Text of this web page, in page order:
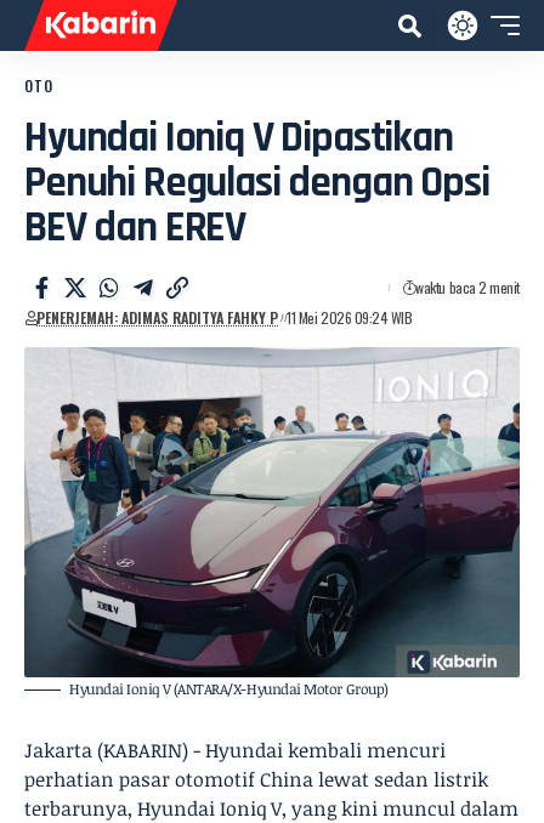
OTO
Hyundai Ioniq V Dipastikan
Penuhi Regulasi dengan Opsi
BEV dan EREV
PENERJEMAH: ADIMAS RADITYA FAHKY P 11 Mei 2026 09:24 WIB
waktu baca 2 menit
Hyundai Ioniq V (ANTARA/X-Hyundai Motor Group)
Jakarta (KABARIN) - Hyundai kembali mencuri
perhatian pasar otomotif China lewat sedan listrik
terbarunya, Hyundai Ioniq V, yang kini muncul dalam